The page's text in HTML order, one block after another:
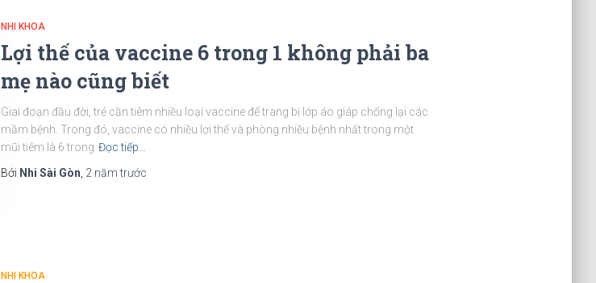
NHI KHOA
Lợi thế của vaccine 6 trong 1 không phải ba
mẹ nào cũng biết
Giai đoạn đầu đời, trẻ cần tiêm nhiều loại vaccine để trang bị lớp áo giáp chống lại các
mầm bệnh. Trong đó, vaccine có nhiều lợi thế và phòng nhiều bệnh nhất trong một
mũi tiêm là 6 trong Đọc tiếp…
Bởi Nhi Sài Gòn 2 nămtrước
NHI KHOA